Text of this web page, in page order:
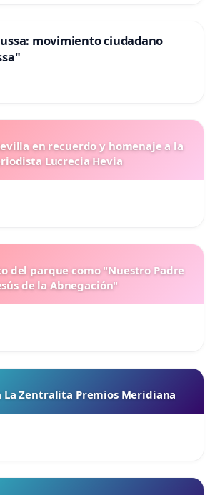
movimiento ciudadano
en recuerdo y homenaje a la
Lucrecia Hevia
del parque como "Nuestro Padre
de la Abnegación"
La Zentralita Premios Meridiana